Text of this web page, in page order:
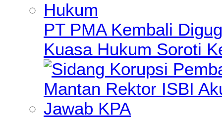
PT PMA Kembali
Kuasa Hukum Soroti